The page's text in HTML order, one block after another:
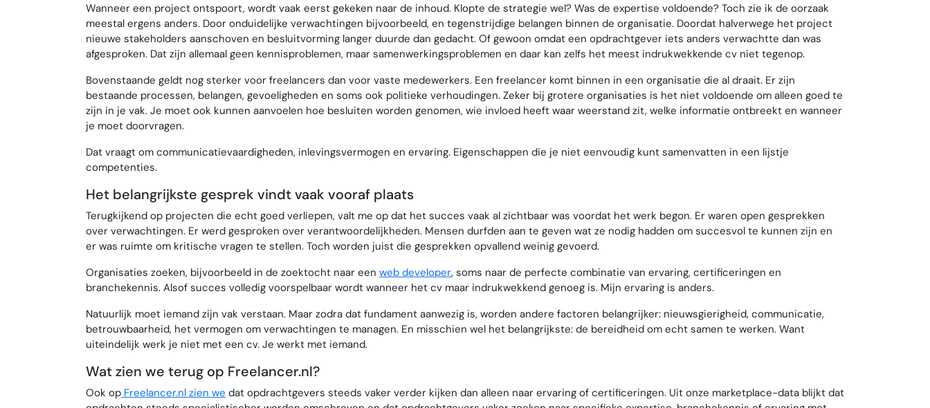
Wanneer een project ontspoort, wordt vaak eerst gekeken naar de inhoud. Klopte de strategie wel? Was de expertise voldoende? Toch zie ik de oorzaak
meestal ergens anders. Door onduidelijke verwachtingen bijvoorbeeld, en tegenstrijdige belangen binnen de organisatie. Doordat halverwege het project
nieuwe stakeholders aanschoven en besluitvorming langer duurde dan gedacht. Of gewoon omdat een opdrachtgever iets anders verwachtte dan was
afgesproken. Dat zijn allemaal geen kennisproblemen, maar samenwerkingsproblemen en daar kan zelfs het meest indrukwekkende cv niet tegenop.
Bovenstaande geldt nog sterker voor freelancers dan voor vaste medewerkers. Een freelancer komt binnen in een organisatie die al draait. Er zijn
bestaande processen, belangen, gevoeligheden en soms ook politieke verhoudingen. Zeker bij grotere organisaties is het niet voldoende om alleen goed te
zijn in je vak. Je moet ook kunnen aanvoelen hoe besluiten worden genomen, wie invloed heeft waar weerstand zit, welke informatie ontbreekt en wanneer
je moet doorvragen.
Dat vraagt om communicatievaardigheden, inlevingsvermogen en ervaring. Eigenschappen die je niet eenvoudig kunt samenvatten in een lijstje
competenties.
Het belangrijkste gesprek vindt vaak vooraf plaats
Terugkijkend op projecten die echt goed verliepen, valt me op dat het succes vaak al zichtbaar was voordat het werk begon. Er waren open gesprekken
over verwachtingen. Er werd gesproken over verantwoordelijkheden. Mensen durfden aan te geven wat ze nodig hadden om succesvol te kunnen zijn en
er was ruimte om kritische vragen te stellen. Toch worden juist die gesprekken opvallend weinig gevoerd.
Organisaties zoeken, bijvoorbeeld in de zoektocht naar een web developer, soms naar de perfecte combinatie van ervaring, certificeringen en
branchekennis. Alsof succes volledig voorspelbaar wordt wanneer het cv maar indrukwekkend genoeg is. Mijn ervaring is anders.
Natuurlijk moet iemand zijn vak verstaan. Maar zodra dat fundament aanwezig is, worden andere factoren belangrijker: nieuwsgierigheid, communicatie,
betrouwbaarheid, het vermogen om verwachtingen te managen. En misschien wel het belangrijkste: de bereidheid om echt samen te werken. Want
uiteindelijk werk je niet met een cv. Je werkt met iemand.
Wat zien we terug op Freelancer.nl?
Ook op Freelancer.nl zien we dat opdrachtgevers steeds vaker verder kijken dan alleen naar ervaring of certificeringen. Uit onze marketplace-data blijkt dat